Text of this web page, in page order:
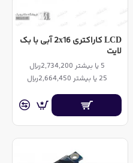
LCD کاراکتری 2x16 آبی با بک
لایت
5 یا بیشتر 2,734,200ریال
25 یا بیشتر 2,664,450ریال